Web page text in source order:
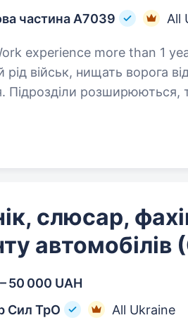
частина А7039
All
more than 1 year. Сили територіальної
рід військ, нищать ворога
Підрозділи розширюються,
слюсар,
автомобілів
50 000 UAH
Сил ТрО
All Ukraine